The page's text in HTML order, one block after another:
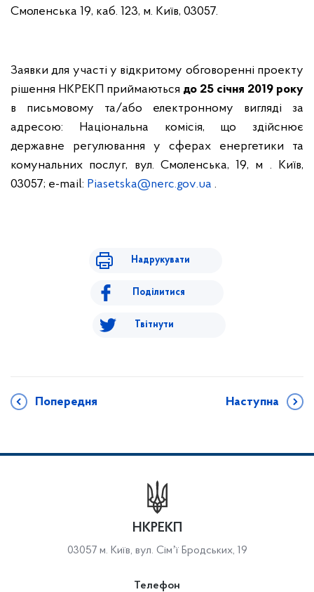
Смоленська 19, каб. 123, м. Київ, 03057.
Заявки для участі у відкритому обговоренні проекту
рішення НКРЕКП приймаються до 25 січня 2019 року
в письмовому та/або електронному вигляді за
адресою: Національна комісія, що здійснює
державне регулювання у сферах енергетики та
комунальних послуг, вул. Смоленська, 19, м . Київ,
03057; e-mail: Piasetska@nerc.gov.ua .
Надрукувати
Поділитися
Твітнути
Попередня Наступна
НКРЕКП
03057 м. Київ, вул. Сімʼї Бродських, 19
Телефон